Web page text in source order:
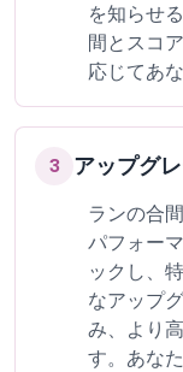
を知らせ
間とスコ
応じてあ
3 アップグ
ランの合
パフォー
ックし、
なアップ
み、より
す。あな